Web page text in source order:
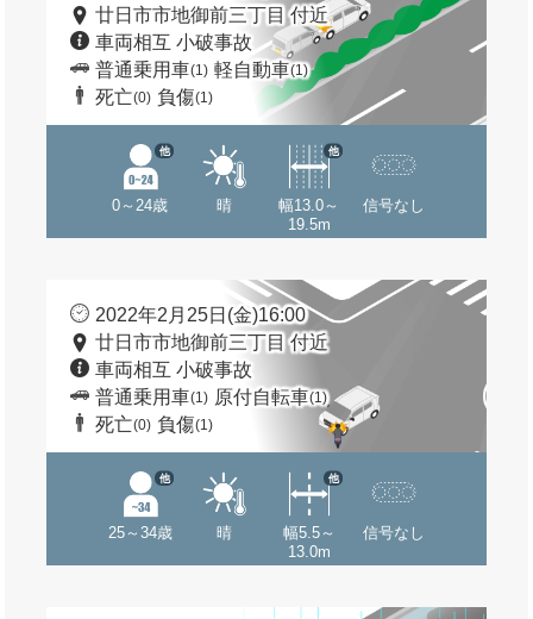
廿日市市地御前三丁目 付近
車両相互 小破事故
普通乗用車(1) 軽自動車(1)
死亡(0) 負傷(1)
0～24歳
他
晴
幅13.0～
19.5m
他
信号なし
2022年2月25日(金)16:00
廿日市市地御前三丁目 付近
車両相互 小破事故
普通乗用車(1) 原付自転車(1)
死亡(0) 負傷(1)
25～34歳
他
晴
幅5.5～
13.0m
他
信号なし